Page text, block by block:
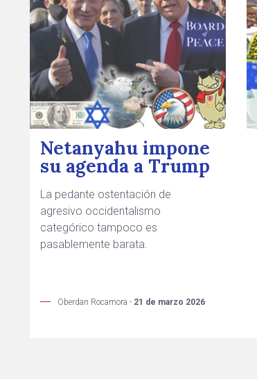
Netanyahu impone
su agenda a Trump
La pedante ostentación de
agresivo occidentalismo
categórico tampoco es
pasablemente barata.
Oberdan Rocamora - 21 de marzo 2026